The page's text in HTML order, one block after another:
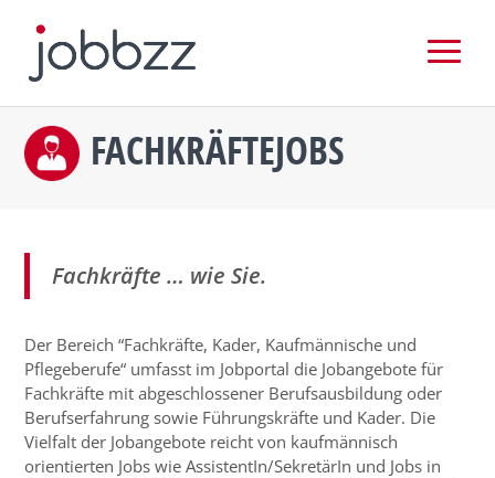
FACHKRÄFTEJOBS
Fachkräfte … wie Sie.
Der Bereich “Fachkräfte, Kader, Kaufmännische und
Pflegeberufe“ umfasst im Jobportal die Jobangebote für
Fachkräfte mit abgeschlossener Berufsausbildung oder
Berufserfahrung sowie Führungskräfte und Kader. Die
Vielfalt der Jobangebote reicht von kaufmännisch
orientierten Jobs wie AssistentIn/SekretärIn und Jobs in